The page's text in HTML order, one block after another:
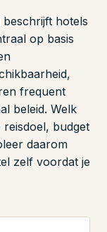
beschrijft hotels
op basis
frequent
beleid. Welk
budget
daarom
zelf voordat je